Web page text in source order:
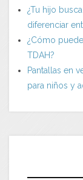
¿Tu hijo
diferenciar
¿Cómo
TDAH?
Pantallas en
para niños y